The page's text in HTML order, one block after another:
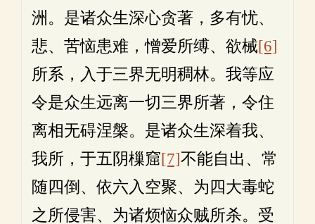
洲。是诸众生深心贪著，多有忧、
悲、苦恼患难，憎爱所缚、欲械[6]
所系，入于三界无明稠林。我等应
令是众生远离一切三界所著，令住
离相无碍涅槃。是诸众生深着我、
我所，于五阴樔窟[7]不能自出、常
随四倒、依六入空聚、为四大毒蛇
之所侵害、为诸烦恼众贼所杀。受